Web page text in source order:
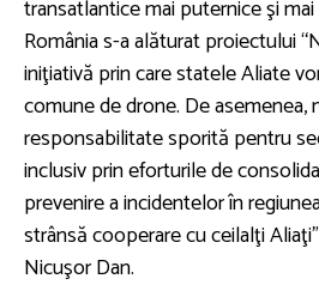
transatlantice mai puternice şi
România s-a alăturat proiectului
iniţiativă prin care statele Aliate
comune de drone. De asemenea,
responsabilitate sporită pentru
inclusiv prin eforturile de
prevenire a incidentelor în
strânsă cooperare cu ceilalţi
Nicuşor Dan.